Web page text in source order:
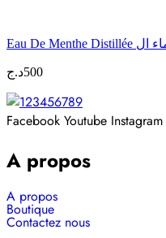
500د.ج
Facebook Youtube Instagram
A propos
A propos
Boutique
Contactez nous